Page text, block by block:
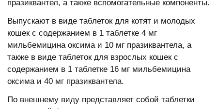
празиквантел, а также вспомогательные компоненты.
Выпускают в виде таблеток для котят и молодых
кошек с содержанием в 1 таблетке 4 мг
мильбемицина оксима и 10 мг празиквантела, а
также в виде таблеток для взрослых кошек с
содержанием в 1 таблетке 16 мг мильбемицина
оксима и 40 мг празиквантела.
По внешнему виду представляет собой таблетки